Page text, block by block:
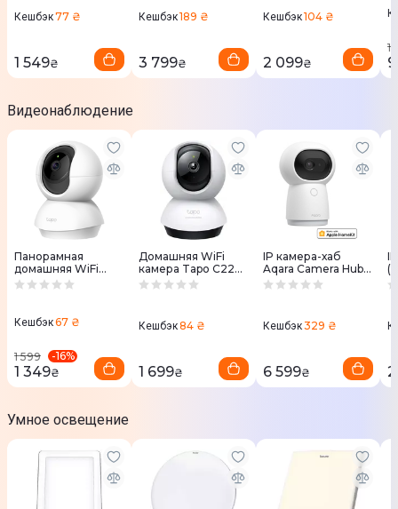
Кешбэк77 ₴
1 549₴
Кешбэк189 ₴
3 799₴
Кешбэк104 ₴
2 099₴
1
Видеонаблюдение
Панорамная
домашняя WiFi
камера Tapo C210
Кешбэк67 ₴
1 599 -16%
1 349₴
Домашняя WiFi
камера Tapo C220
TP-LINK
Кешбэк84 ₴
1 699₴
IP камера-хаб
Aqara Camera Hub
G3 (EU) CH-H03
Кешбэк329 ₴
6 599₴
Умное освещение